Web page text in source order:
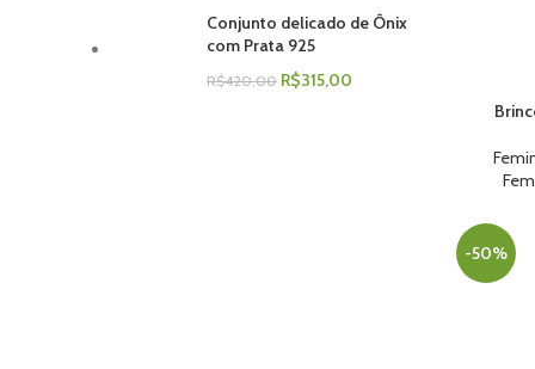
Conjunto delicado de Ônix
com Prata 925
R$420,00 R$315,00
-50%